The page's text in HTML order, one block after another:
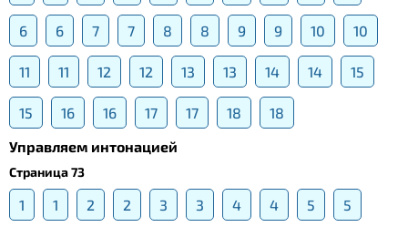
6 6 7 7 8 8 9 9 10 10
11 11 12 12 13 13 14 14 15
15 16 16 17 17 18
18
Управляем интонацией
Страница 73
1 1 2 2 3 3 4 4 5 5